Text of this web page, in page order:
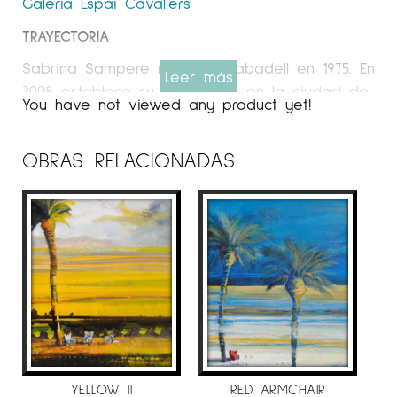
TRAYECTORIA
Sabrina Sampere nace en Sabadell en 1975. En
2008 establece su casa-taller en la ciudad de
Girona. Compagina su actividad como artista
En 1998 se licencia en Bellas Artes por la
Facultad de Bellas Artes de Barcelona, y en el
año 2000 realiza los cursos de Doctorado en
la misma facultad. Sabrina Sampere es una
artista multidisciplinar que trabaja la pintura, el
dibujo, la acuarela, el grabado, la joyería y
las instalaciones efímeras.
Ha sido seleccionada para el Premio de
Pintura Joven de la Sala Parés, Caja Rural del
Sur en Sevilla, Premio Calahorra y Premio
Leer más
You have not viewed any product yet!
OBRAS RELACIONADAS
YELLOW II
RED ARMCHAIR